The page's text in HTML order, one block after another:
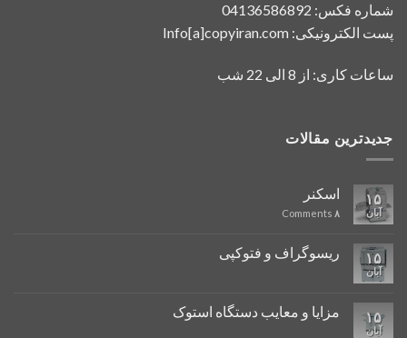
شماره فکس: 04136586892
پست الکترونیکی: Info[a]copyiran.com
ساعات کاری: از 8 الی 22 شب
جدیدترین مقالات
۱۵
آبان
اسکنر
۸
۱۵
آبان
ریسوگراف و فتوکپی
۱۵
آبان
مزایا و معایب دستگاه استوک